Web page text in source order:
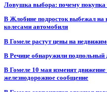
Ловушка выбора: почему покупка
В Жлобине подросток выбежал на
колесами автомобиля
В Гомеле растут цены на
В Речице обнаружили подпольный
В Гомеле 10 мая изменят движение
железнодорожное сообщение